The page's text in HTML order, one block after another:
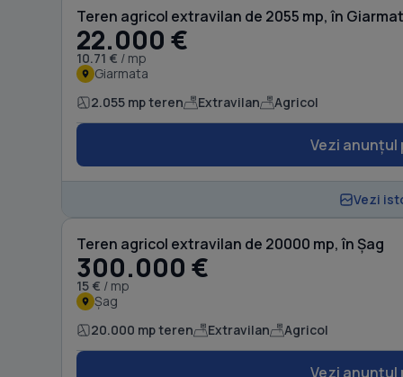
Teren agricol extravilan de 2055 mp, în
22.000 €
10.71 € / mp
Giarmata
2.055 mp teren Extravilan Agricol
Vezi anunțul
Vezi
Teren agricol extravilan de 20000 mp, în Șag
300.000 €
15 € / mp
Șag
20.000 mp teren Extravilan Agricol
Vezi anunțul